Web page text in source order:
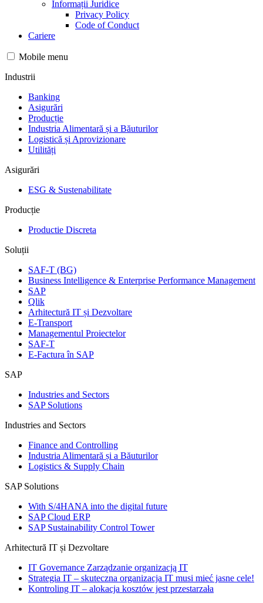
Informații Juridice
Privacy Policy
Code of Conduct
Cariere
Mobile menu
Industrii
Banking
Asigurări
Producție
Industria Alimentară și a Băuturilor
Logistică și Aprovizionare
Utilități
Asigurări
ESG & Sustenabilitate
Producție
Productie Discreta
Soluții
SAF-T (BG)
Business Intelligence & Enterprise Performance Management
SAP
Qlik
Arhitectură IT și Dezvoltare
E-Transport
Managementul Proiectelor
SAF-T
E-Factura în SAP
SAP
Industries and Sectors
SAP Solutions
Industries and Sectors
Finance and Controlling
Industria Alimentară și a Băuturilor
Logistics & Supply Chain
SAP Solutions
With S/4HANA into the digital future
SAP Cloud ERP
SAP Sustainability Control Tower
Arhitectură IT și Dezvoltare
IT Governance Zarządzanie organizacją IT
Strategia IT – skuteczna organizacja IT musi mieć jasne cele!
Kontroling IT – alokacja kosztów jest przestarzała